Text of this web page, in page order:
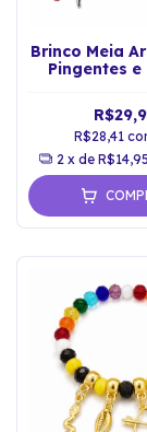
Brinco Meia
Pingentes e
R$28,41
2 x de R$14,95